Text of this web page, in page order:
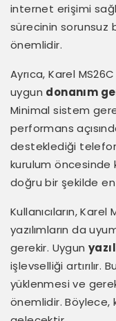
internet erişimi
sürecinin sorunsuz
önemlidir.
Ayrıca, Karel
uygun donanım
Minimal sistem
performans
desteklediği
kurulum öncesinde
doğru bir şekilde
Kullanıcıların,
yazılımların da
gerekir. Uygun
işlevselliği artırılır.
yüklenmesi ve
önemlidir. Böylece,